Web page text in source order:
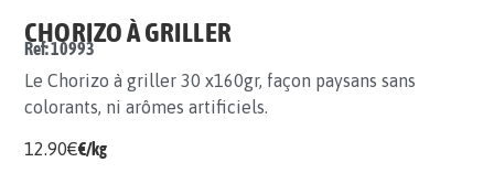
CHORIZO À GRILLER
Ref: 10993
Le Chorizo à griller 30 x160gr, façon paysans sans
colorants, ni arômes artificiels.
12.90€€/kg